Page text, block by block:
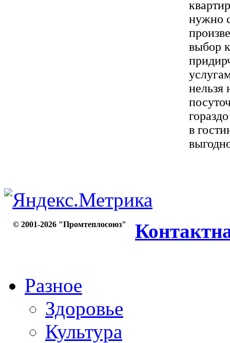
нужно
выбор
нельзя
в
© 2001-2026 "Промтеплосоюз"
Разное
Здоровье
Культура